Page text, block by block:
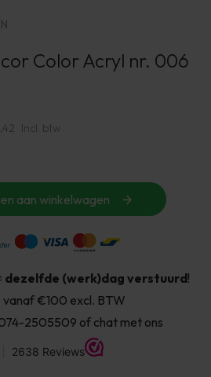
Color Acryl nr. 006
Incl. btw
aan winkelwagen
dezelfde (werk)dag verstuurd!
vanaf €100 excl. BTW
2505509 of chat met ons